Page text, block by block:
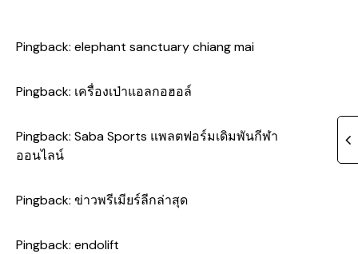
Pingback: elephant sanctuary chiang mai
Pingback: เครื่องเป่าแอลกอฮอล์
Pingback: Saba Sports แพลตฟอร์มเดิมพันกีฬา
ออนไลน์
Pingback: ข่าวพรีเมียร์ลีกล่าสุด
Pingback: endolift